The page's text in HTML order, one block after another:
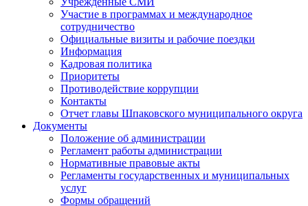
Участие в программах и международное
сотрудничество
Официальные визиты и рабочие поездки
Информация
Кадровая политика
Приоритеты
Противодействие коррупции
Контакты
Отчет главы Шпаковского муниципального округа
Документы
Положение об администрации
Регламент работы администрации
Нормативные правовые акты
Регламенты государственных и муниципальных
услуг
Формы обращений